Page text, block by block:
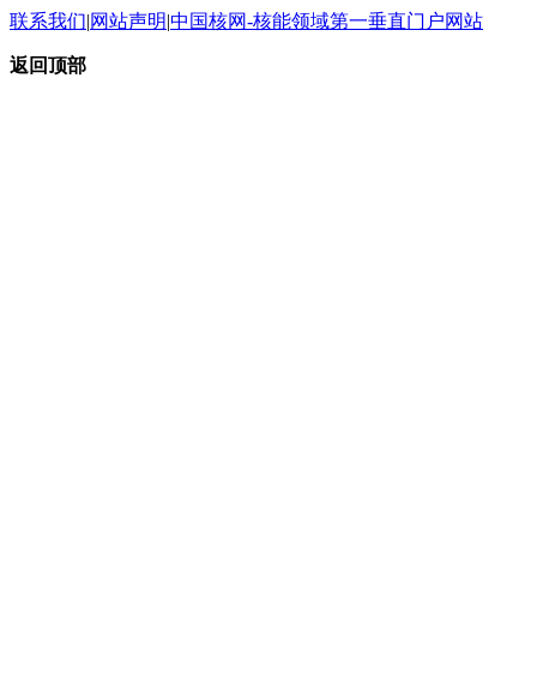
联系我们|网站声明|中国核网-核能领域第一垂直门户网站
返回顶部